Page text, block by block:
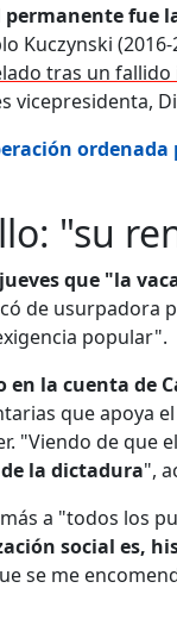
fue
Kuczynski
tras un
vicepresidenta,
ordenada
"su
que "la
de usurpadora
popular".
en la cuenta de
que apoya
"Viendo de que
la dictadura",
a "todos los
social es,
se me